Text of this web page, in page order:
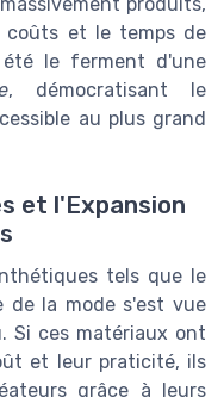
coûts et le temps de
le ferment d'une
, démocratisant le
au plus grand
et l'Expansion
tels que le
de la mode s'est vue
Si ces matériaux ont
et leur praticité, ils
grâce à leurs